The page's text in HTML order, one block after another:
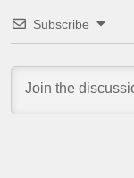
Subscribe